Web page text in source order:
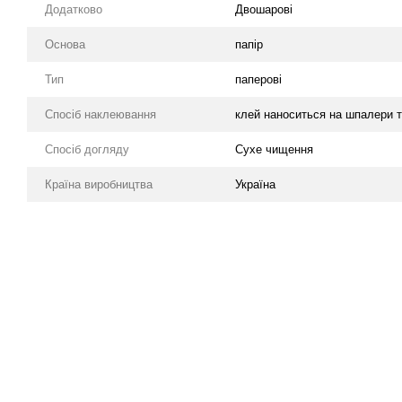
Додатково Двошарові
Основа папір
Тип паперові
Спосіб наклеювання клей наноситься на шпалери
Спосіб догляду Cухе чищення
Країна виробництва Україна